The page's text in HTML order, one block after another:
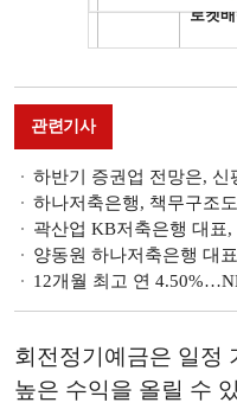
관련기사
하반기 증권업 전망은, 신평사 "대형·중
하나저축은행, 책무구조도 도입 및 내부
곽산업 KB저축은행 대표, 부동산PF 부실 마무
양동원 하나저축은행 대표, 고정여신비율 진정세…
12개월 최고 연 4.50%…NH저축은행 ‘NH특
회전정기예금은 일정
높은 수익을 올릴 수